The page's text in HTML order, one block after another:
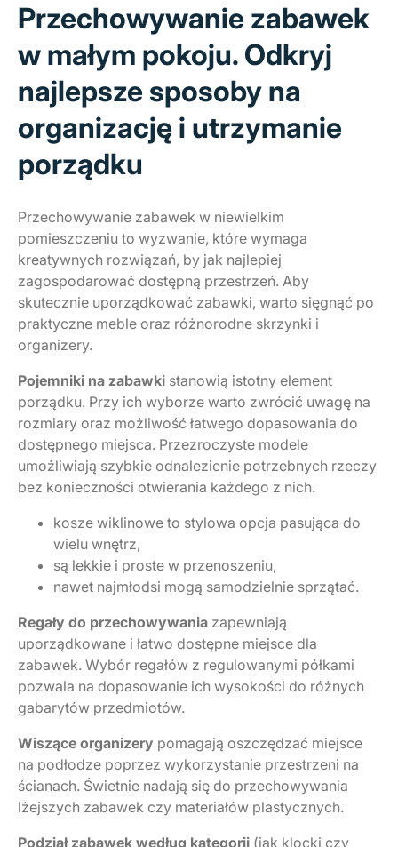
Przechowywanie zabawek
w małym pokoju. Odkryj
najlepsze sposoby na
organizację i utrzymanie
porządku
Przechowywanie zabawek w niewielkim
pomieszczeniu to wyzwanie, które wymaga
kreatywnych rozwiązań, by jak najlepiej
zagospodarować dostępną przestrzeń. Aby
skutecznie uporządkować zabawki, warto sięgnąć po
praktyczne meble oraz różnorodne skrzynki i
organizery.
Pojemniki na zabawki stanowią istotny element
porządku. Przy ich wyborze warto zwrócić uwagę na
rozmiary oraz możliwość łatwego dopasowania do
dostępnego miejsca. Przezroczyste modele
umożliwiają szybkie odnalezienie potrzebnych rzeczy
bez konieczności otwierania każdego z nich.
kosze wiklinowe to stylowa opcja pasująca do
wielu wnętrz,
są lekkie i proste w przenoszeniu,
nawet najmłodsi mogą samodzielnie sprzątać.
Regały do przechowywania zapewniają
uporządkowane i łatwo dostępne miejsce dla
zabawek. Wybór regałów z regulowanymi półkami
pozwala na dopasowanie ich wysokości do różnych
gabarytów przedmiotów.
Wiszące organizery pomagają oszczędzać miejsce
na podłodze poprzez wykorzystanie przestrzeni na
ścianach. Świetnie nadają się do przechowywania
lżejszych zabawek czy materiałów plastycznych.
Podział zabawek według kategorii (jak klocki czy